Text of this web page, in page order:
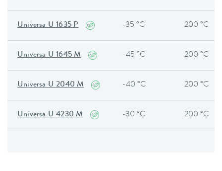
Universa U 1635 P -35 °C 200 °C
Universa U 1645 M -45 °C 200 °C
Universa U 2040 M -40 °C 200 °C
Universa U 4230 M -30 °C 200 °C